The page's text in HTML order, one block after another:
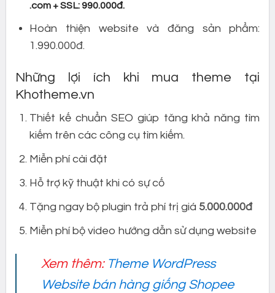
.com + SSL: 990.000đ.
Hoàn thiện website và đăng sản phẩm:
1.990.000đ.
Những lợi ích khi mua theme tại
Khotheme.vn
Thiết kế chuẩn SEO giúp tăng khả năng tìm
kiếm trên các công cụ tìm kiếm.
Miễn phí cài đặt
Hỗ trợ kỹ thuật khi có sự cố
Tặng ngay bộ plugin trả phí trị giá 5.000.000đ
Miễn phí bộ video hướng dẫn sử dụng website
Xem thêm: Theme WordPress
Website bán hàng giống Shopee